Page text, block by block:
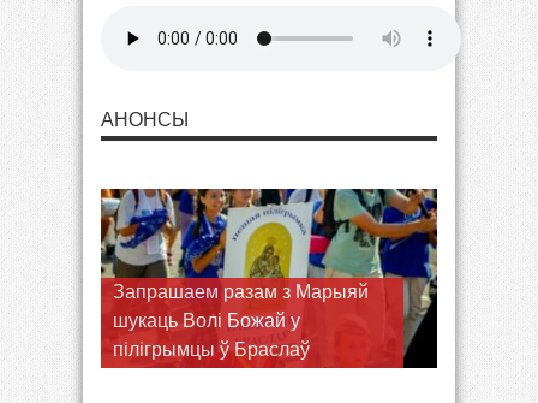
АНОНСЫ
Запрашаем разам з Марыяй
шукаць Волі Божай у
пілігрымцы ў Браслаў